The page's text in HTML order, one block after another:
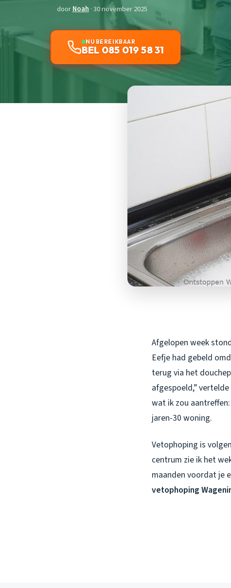
doorNoah · 30 november 2025
NU BEREIKBAAR
BEL 085 019 58 31
Afgelopen week
Eefje had gebeld
terug via het
afgespoeld,”
wat ik zou
jaren-30 woning.
Vetophoping is
centrum zie ik het
maanden voordat je
vetophoping